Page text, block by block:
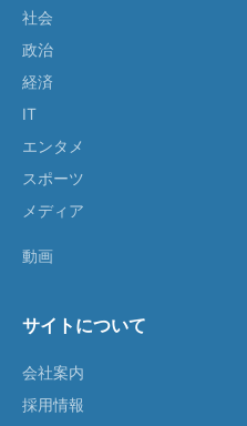
社会
政治
経済
IT
エンタメ
スポーツ
メディア
動画
サイトについて
会社案内
採用情報